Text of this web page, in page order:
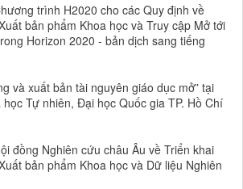
trình H2020 cho các Quy định về
bản phẩm Khoa học và Truy cập Mở tới
Horizon 2020 - bản dịch sang tiếng
và xuất bản tài nguyên giáo dục mở” tại
Tự nhiên, Đại học Quốc gia TP. Hồ Chí
đồng Nghiên cứu châu Âu về Triển khai
bản phẩm Khoa học và Dữ liệu Nghiên